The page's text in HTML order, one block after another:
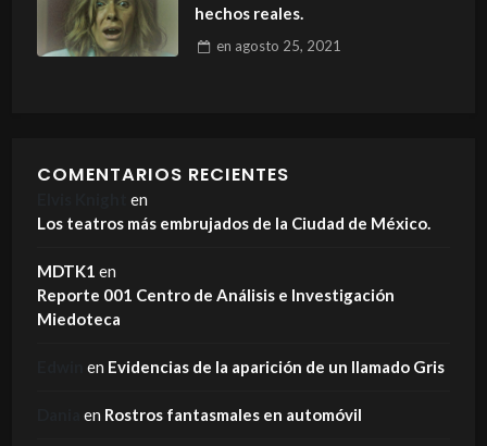
hechos reales.
en agosto 25, 2021
COMENTARIOS RECIENTES
en
Los teatros más embrujados de la Ciudad de México.
MDTK1 en
Reporte 001 Centro de Análisis e Investigación
Miedoteca
en Evidencias de la aparición de un llamado Gris
en Rostros fantasmales en automóvil